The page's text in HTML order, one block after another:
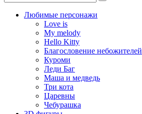
Любимые персонажи
Love is
My melody
Hello Kitty
Благословение небожителей
Куроми
Леди Баг
Маша и медведь
Три кота
Царевны
Чебурашка